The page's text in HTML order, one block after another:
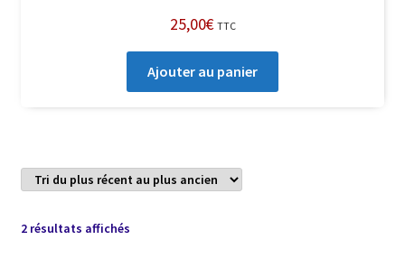
25,00€ TTC
Ajouter au panier
2 résultats affichésTrié